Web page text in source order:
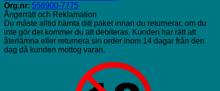
Org.nr: 556900-7775
Ångerrätt och Reklamation
Du måste alltid hämta ditt paket innan du returnerar, om du
inte gör det kommer du att debiteras. Kunden har rätt att
återlämna eller returnera sin order inom 14 dagar från den
dag då kunden mottog varan.